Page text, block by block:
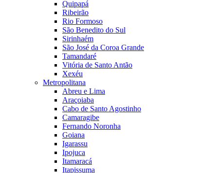
Quipapá
Ribeirão
Rio Formoso
São Benedito do Sul
Sirinhaém
São José da Coroa Grande
Tamandaré
Vitória de Santo Antão
Xexéu
Metropolitana
Abreu e Lima
Araçoiaba
Cabo de Santo Agostinho
Camaragibe
Fernando Noronha
Goiana
Igarassu
Ipojuca
Itamaracá
Itapissuma